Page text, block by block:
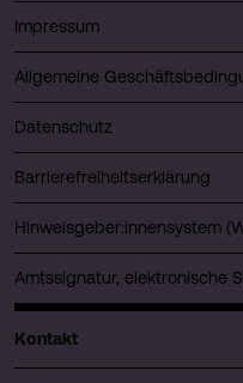
Impressum
Allgemeine
Datenschutz
Barrierefreiheitserklärung
Hinweisgeber:innensystem
Amtssignatur, elektronische
Kontakt